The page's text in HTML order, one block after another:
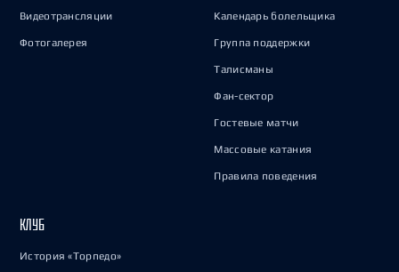
Видеотрансляции
Фотогалерея
Календарь болельщика
Группа поддержки
Талисманы
Фан-сектор
Гостевые матчи
Массовые катания
Правила поведения
КЛУБ
История «Торпедо»